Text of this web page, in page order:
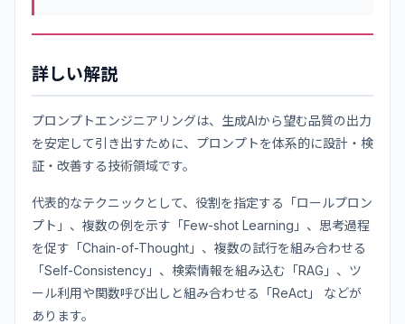
詳しい解説
プロンプトエンジニアリングは、生成AIから望む品質の出力
を安定して引き出すために、プロンプトを体系的に設計・検
証・改善する技術領域です。
代表的なテクニックとして、役割を指定する「ロールプロン
プト」、複数の例を示す「Few-shot Learning」、思考過程
を促す「Chain-of-Thought」、複数の試行を組み合わせる
「Self-Consistency」、検索情報を組み込む「RAG」、ツ
ール利用や関数呼び出しと組み合わせる「ReAct」 などが
あります。